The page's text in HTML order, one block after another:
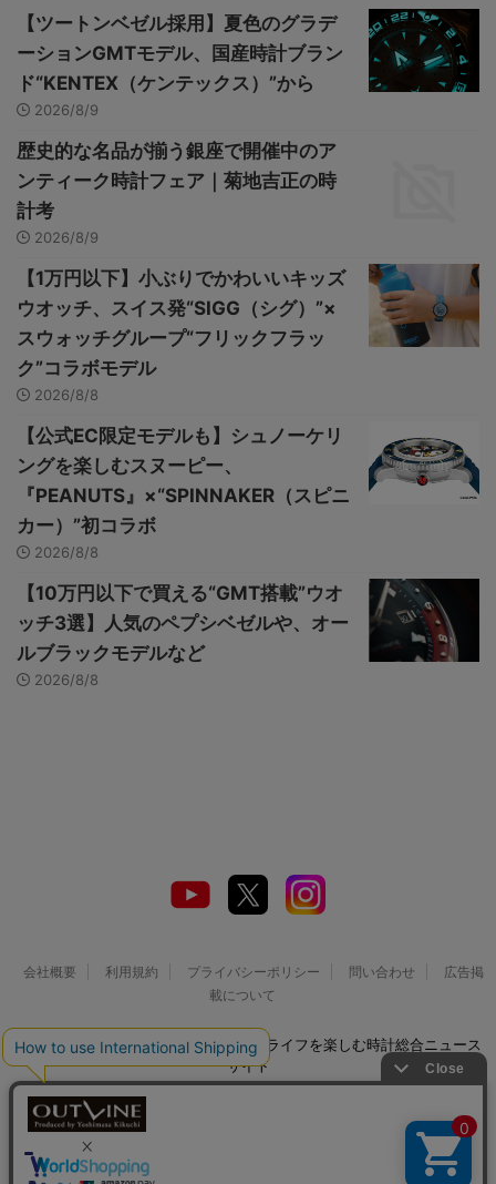
【ツートンベゼル採用】夏色のグラデ
ーションGMTモデル、国産時計ブラン
ド“KENTEX（ケンテックス）”から
2026/8/9
歴史的な名品が揃う銀座で開催中のア
ンティーク時計フェア｜菊地吉正の時
計考
2026/8/9
【1万円以下】小ぶりでかわいいキッズ
ウオッチ、スイス発“SIGG（シグ）”×
スウォッチグループ“フリックフラッ
ク”コラボモデル
2026/8/8
【公式EC限定モデルも】シュノーケリ
ングを楽しむスヌーピー、
『PEANUTS』×“SPINNAKER（スピニ
カー）”初コラボ
2026/8/8
【10万円以下で買える“GMT搭載”ウオ
ッチ3選】人気のペプシベゼルや、オー
ルブラックモデルなど
2026/8/8
会社概要 利用規約 プライバシーポリシー 問い合わせ
広告掲
載について
© 2026 Watch LIFE NEWS｜ウオッチライフを楽しむ時計総合ニュース
サイト